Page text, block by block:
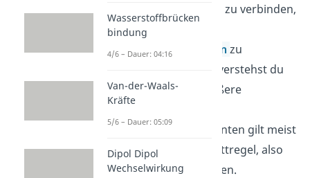
kovalente Bindungen zu verbinden,
um eine stabile
Edelgaskonfiguration zu
erreichen. Darunter verstehst du
eine voll besetzte äußere
Hauptgruppenelementen gilt meist
die sogenannte Oktettregel, also
acht äußere Elektronen.
Wasserstoffbrücken
bindung
4/6 – Dauer: 04:16
Van-der-Waals-
Kräfte
5/6 – Dauer: 05:09
Dipol Dipol
Wechselwirkung